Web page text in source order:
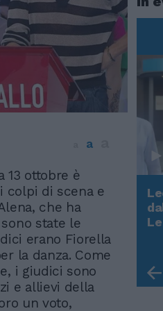
a
13 ottobre è
colpi di scena e
che ha
state le
erano Fiorella
la danza. Come
i giudici sono
e allievi della
un voto,
a Come States?
e la strategia